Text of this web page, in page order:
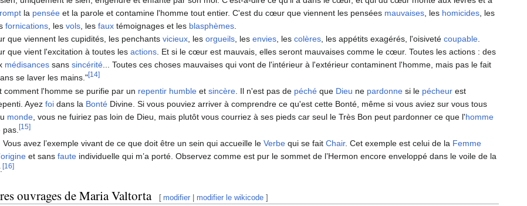
la pensée et la parole et contamine l'homme tout entier. C'est du cœur que viennent les pensées mauvaises , les homicides , les
fornications , lesvols , lesfaux témoignages et les blasphèmes
que viennent les cupidités, les penchantsvicieux , lesorgueils , lesenvies , lescolères , les appétits exagérés, l'oisivetécoupable
que vient l'excitation à toutes lesactions . Et si le cœur est mauvais, elles seront mauvaises comme le cœur. Toutes les actions : des
médisances sanssincérité ... Toutes ces choses mauvaises qui vont de l'intérieur à l'extérieur contaminent l'homme, mais pas le fait
se laver les mains."[14]
comment l'homme se purifie par un repentir humble etsincère . Il n'est pas de péché que Dieu ne pardonne si le pécheur est
Ayezfoi dans la Bonté Divine. Si vous pouviez arriver à comprendre ce qu'est cette Bonté, même si vous aviez sur vous tous
monde , vous ne fuiriez pas loin de Dieu, mais plutôt vous courriez à ses pieds car seul le Très Bon peut pardonner ce que l'homme
pas.[15]
Vous avez l’exemple vivant de ce que doit être un sein qui accueille leVerbe qui se faitChair. Cet exemple est celui de la Femme
et sansfaute individuelle qui m’a porté. Observez comme est pur le sommet de l’Hermon encore enveloppé dans le voile de la
[16]
ouvrages de Maria Valtorta [ modifier |modifier le wikicode ]